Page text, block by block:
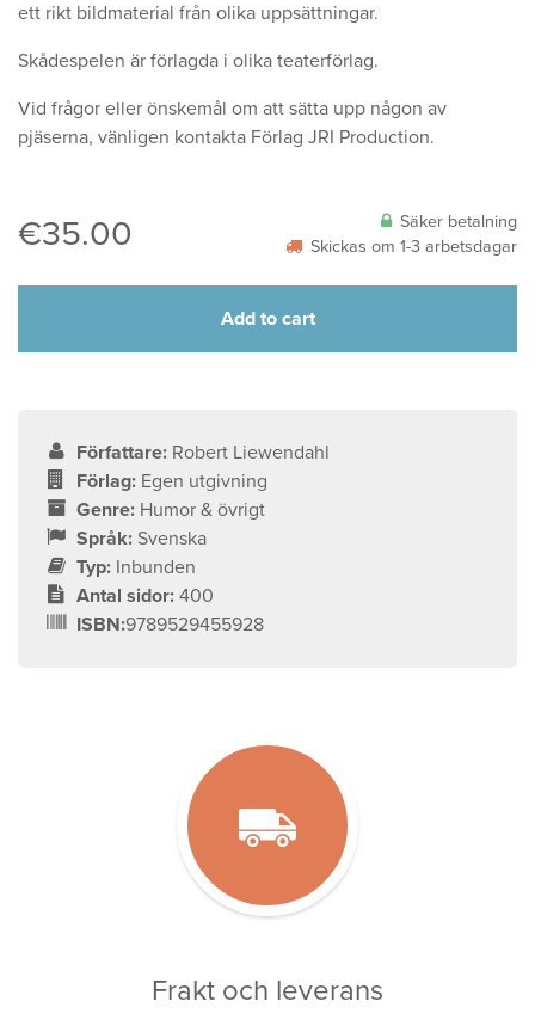
ett rikt bildmaterial från olika uppsättningar.
Skådespelen är förlagda i olika teaterförlag.
Vid frågor eller önskemål om att sätta upp någon av
pjäserna, vänligen kontakta Förlag JRI Production.
€35.00
Säker betalning
Skickas om 1-3 arbetsdagar
Add to cart
Författare: Robert Liewendahl
Förlag: Egen utgivning
Genre: Humor & övrigt
Språk: Svenska
Typ: Inbunden
Antal sidor: 400
ISBN:9789529455928
Frakt och leverans